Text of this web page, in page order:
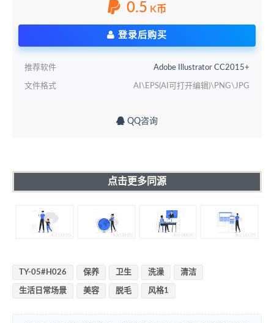
0.5 K币
登录后购买
推荐软件 Adobe Illustrator CC2015+
文件格式 AI\EPS(AI可打开编辑)\PNG\JPG
QQ咨询
点击更多同源
TY-05#H026 保养 卫生 洗澡 清洁
生活日常场景 美容 脱毛 风格1